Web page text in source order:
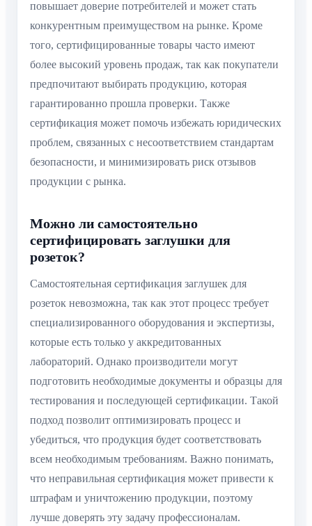
повышает доверие потребителей и может стать
конкурентным преимуществом на рынке. Кроме
того, сертифицированные товары часто имеют
более высокий уровень продаж, так как покупатели
предпочитают выбирать продукцию, которая
гарантированно прошла проверки. Также
сертификация может помочь избежать юридических
проблем, связанных с несоответствием стандартам
безопасности, и минимизировать риск отзывов
продукции с рынка.
Можно ли самостоятельно
сертифицировать заглушки для
розеток?
Самостоятельная сертификация заглушек для
розеток невозможна, так как этот процесс требует
специализированного оборудования и экспертизы,
которые есть только у аккредитованных
лабораторий. Однако производители могут
подготовить необходимые документы и образцы для
тестирования и последующей сертификации. Такой
подход позволит оптимизировать процесс и
убедиться, что продукция будет соответствовать
всем необходимым требованиям. Важно понимать,
что неправильная сертификация может привести к
штрафам и уничтожению продукции, поэтому
лучше доверять эту задачу профессионалам.